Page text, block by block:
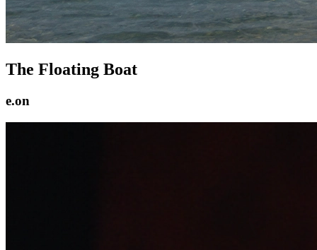
The Floating Boat
e.on